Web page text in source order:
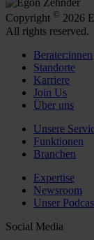
Copyright © 2026
All rights reserved.
Berater:innen
Standorte
Karriere
Join Us
Über uns
Unsere
Funktionen
Branchen
Expertise
Newsroom
Unser
Social Media